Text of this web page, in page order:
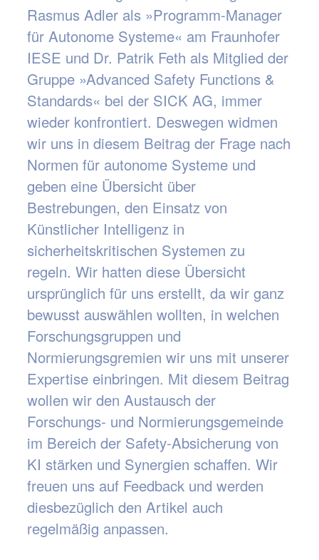
Rasmus Adler als »Programm-Manager
für Autonome Systeme« am Fraunhofer
IESE und Dr. Patrik Feth als Mitglied der
Gruppe »Advanced Safety Functions &
Standards« bei der SICK AG, immer
wieder konfrontiert. Deswegen widmen
wir uns in diesem Beitrag der Frage nach
Normen für autonome Systeme und
geben eine Übersicht über
Bestrebungen, den Einsatz von
Künstlicher Intelligenz in
sicherheitskritischen Systemen zu
regeln. Wir hatten diese Übersicht
ursprünglich für uns erstellt, da wir ganz
bewusst auswählen wollten, in welchen
Forschungsgruppen und
Normierungsgremien wir uns mit unserer
Expertise einbringen. Mit diesem Beitrag
wollen wir den Austausch der
Forschungs- und Normierungsgemeinde
im Bereich der Safety-Absicherung von
KI stärken und Synergien schaffen. Wir
freuen uns auf Feedback und werden
diesbezüglich den Artikel auch
regelmäßig anpassen.